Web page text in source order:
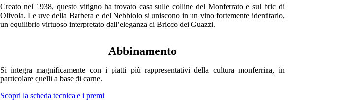
Creato nel 1938, questo vitigno ha trovato casa sulle colline del Monferrato e sul bric di
Olivola. Le uve della Barbera e del Nebbiolo si uniscono in un vino fortemente identitario,
un equilibrio virtuoso interpretato dall’eleganza di Bricco dei Guazzi.
Abbinamento
Si integra magnificamente con i piatti più rappresentativi della cultura monferrina, in
particolare quelli a base di carne.
Scopri la scheda tecnica e i premi